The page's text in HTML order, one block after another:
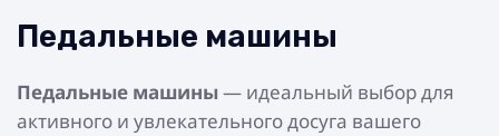
Педальные машины
Педальные машины — идеальный выбор для
активного и увлекательного досуга вашего